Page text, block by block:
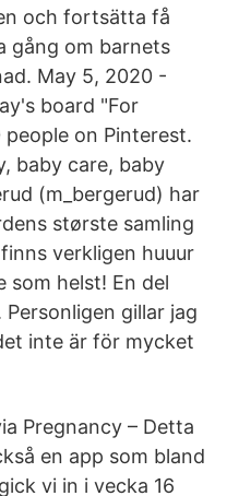
och fortsätta få
gång om barnets
May 5, 2020 -
board "For
people on Pinterest.
baby care, baby
(m_bergerud) har
største samling
verkligen huuur
som helst! En del
gillar jag
inte är för mycket
Pregnancy – Detta
en app som bland
vi in i vecka 16